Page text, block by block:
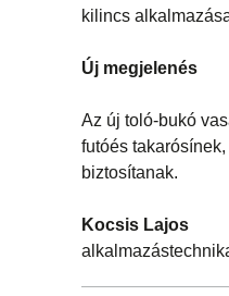
kilincs
Új megjelenés
Az új toló-bukó
futóés
biztosítanak.
Kocsis Lajos